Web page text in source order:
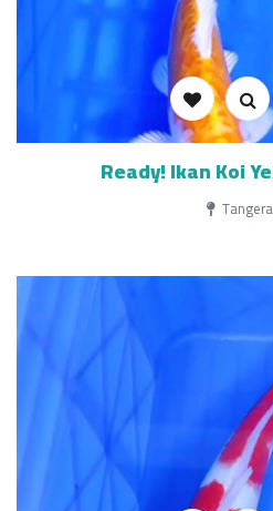
Ready! Ikan Koi